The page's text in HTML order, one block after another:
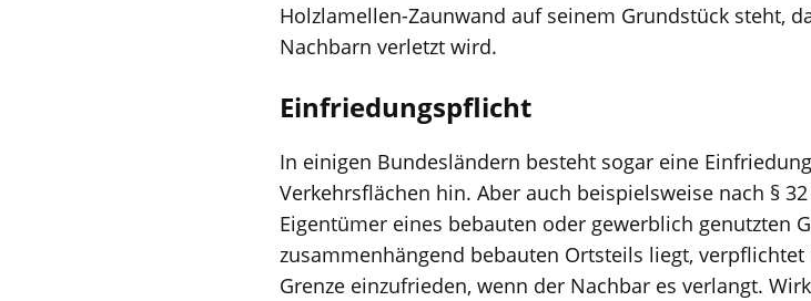
Holzlamellen-Zaunwand auf seinem Grundstück steht,
Nachbarn verletzt wird.
Einfriedungspflicht
In einigen Bundesländern besteht sogar eine
Verkehrsflächen hin. Aber auch beispielsweise nach §
Eigentümer eines bebauten oder gewerblich genutzten
zusammenhängend bebauten Ortsteils liegt,
Grenze einzufrieden, wenn der Nachbar es verlangt.